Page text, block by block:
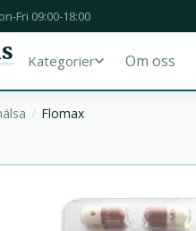
Fri 09:00-18:00
Kategorier Om oss
Flomax